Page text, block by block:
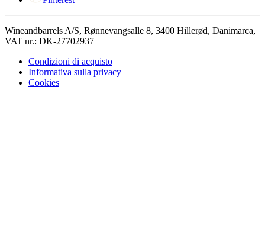
Wineandbarrels A/S, Rønnevangsalle 8, 3400 Hillerød, Danimarca,
VAT nr.: DK-27702937
Condizioni di acquisto
Informativa sulla privacy
Cookies